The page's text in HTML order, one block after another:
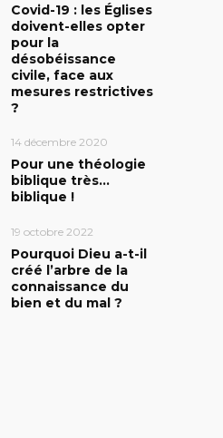
Covid-19 : les Églises
doivent-elles opter
pour la
désobéissance
civile, face aux
mesures restrictives
?
14 décembre 2020
Pour une théologie
biblique très…
biblique !
19 octobre 2022
Pourquoi Dieu a-t-il
créé l’arbre de la
connaissance du
bien et du mal ?